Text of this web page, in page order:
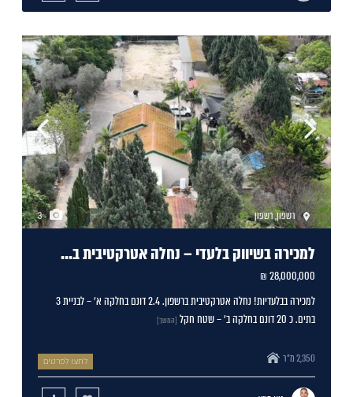
3 רשפון,רשפון
למכירה בשיווק בלעדי – נחלה אטרקטיבית ב...
28,000,000 ₪
למכירה בבלעדיות! נחלה אטרקטיבית ברשפון. 2.4 דונם בחלקה א' – לבניית 3
בתים. כ 20 דונם בחלקה ב' – שטח חקל
[המשך]
2,350 מ"ר לחצו לפרטים